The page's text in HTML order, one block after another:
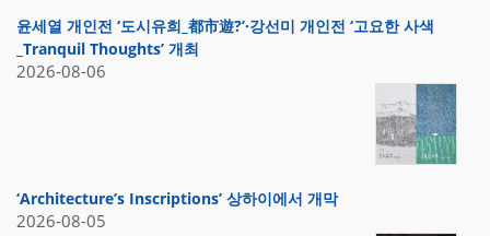
윤세열 개인전 ‘도시유희_都市遊?’·강선미 개인전 ‘고요한 사색
_Tranquil Thoughts’ 개최
2026-08-06
‘Architecture’s Inscriptions’ 상하이에서 개막
2026-08-05